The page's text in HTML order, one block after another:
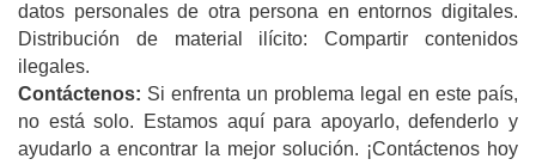
datos personales de otra persona en entornos digitales.
Distribución de material ilícito: Compartir contenidos
ilegales.
Contáctenos: Si enfrenta un problema legal en este país,
no está solo. Estamos aquí para apoyarlo, defenderlo y
ayudarlo a encontrar la mejor solución. ¡Contáctenos hoy